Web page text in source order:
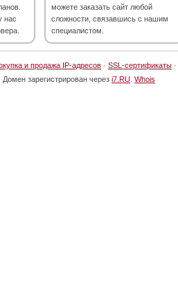
нас
можете заказать сайт любой
сложности, связавшись с нашим
специалистом.
и продажа IP-адресов · SSL-сертификаты ·
Домен зарегистрирован через i7.RU Whois